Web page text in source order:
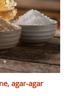
agar-agar